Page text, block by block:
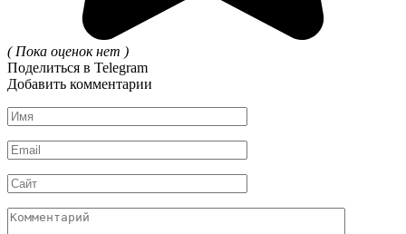
( Пока оценок нет )
Поделиться в Telegram
Добавить комментарии
Имя
*
Email
*
Сайт
Комментарий